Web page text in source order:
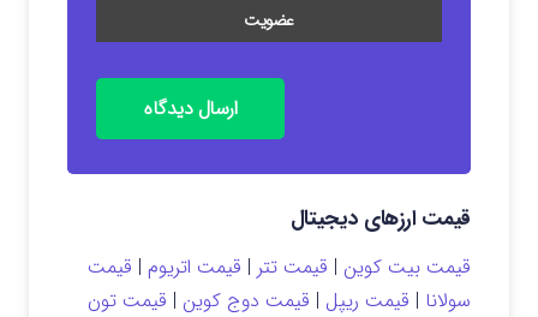
ارسال دیدگاه
قیمت ارزهای دیجیتال
قیمت بیت کوین | قیمت تتر | قیمت اتریوم | قیمت
سولانا | قیمت ریپل | قیمت دوج کوین | قیمت تون